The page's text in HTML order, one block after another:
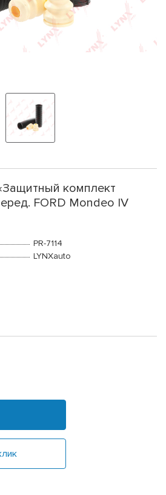
комплект
FORD Mondeo IV
PR-7114
LYNXauto